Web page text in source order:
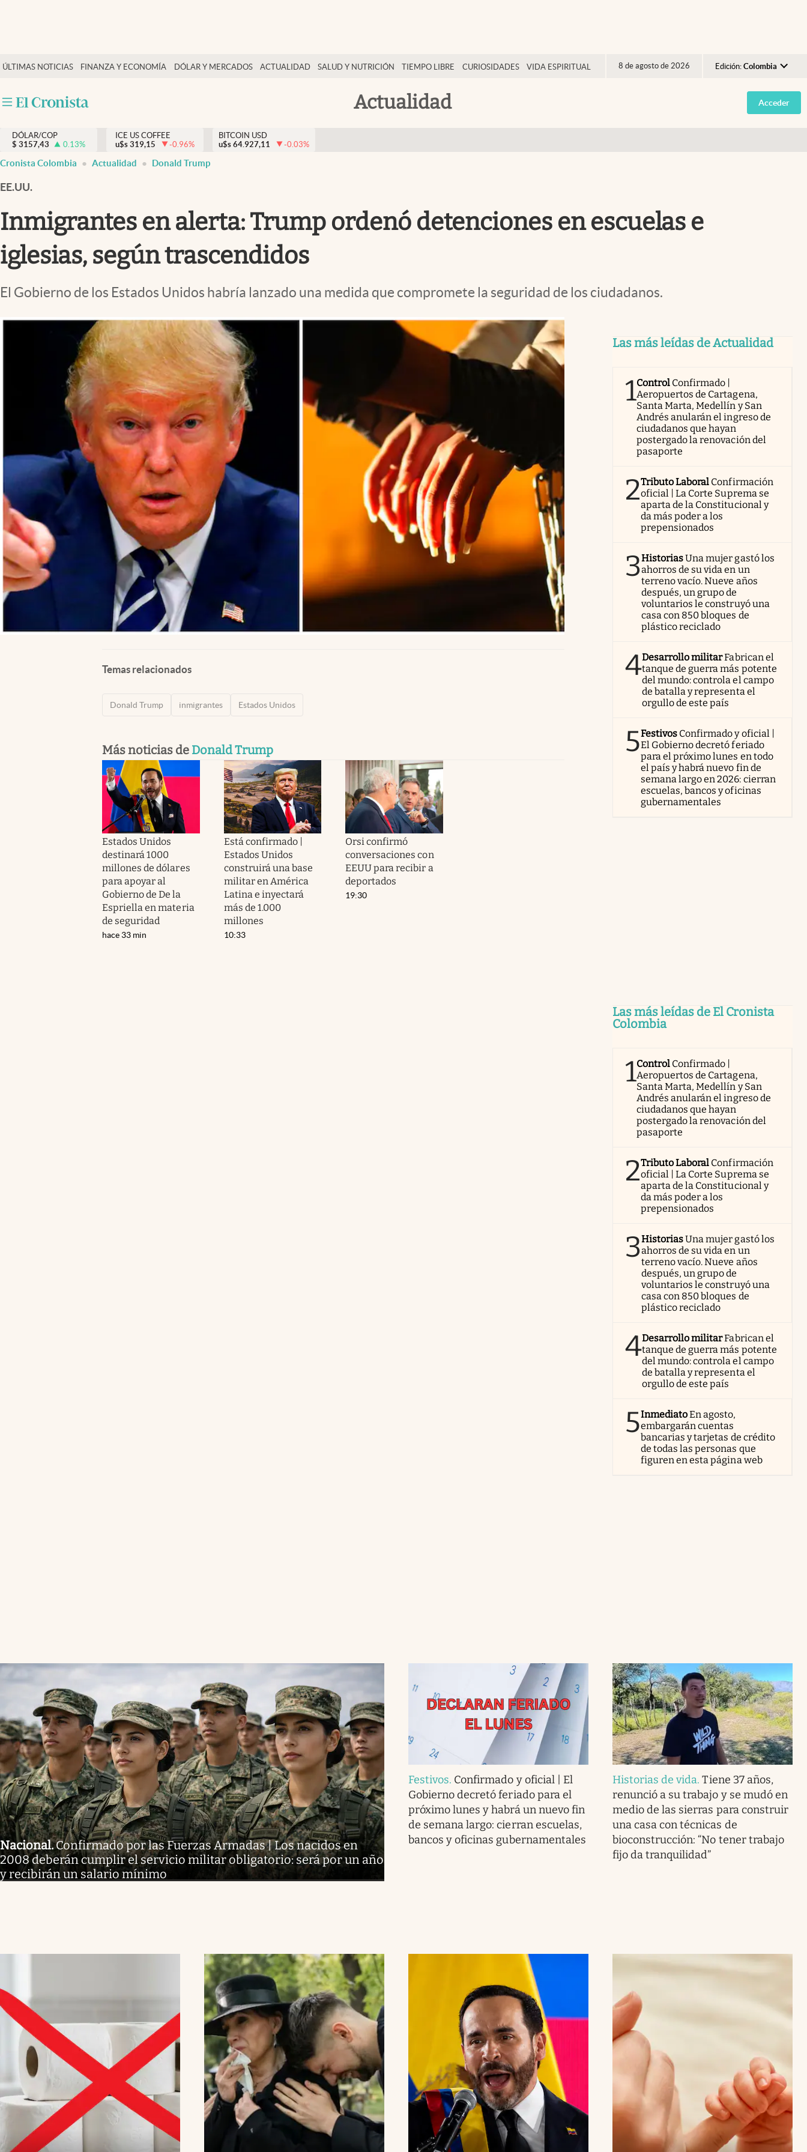
ÚLTIMAS NOTICIAS FINANZA Y ECONOMÍA DÓLAR Y MERCADOS ACTUALIDAD SALUD Y NUTRICIÓN TIEMPO LIBRE CURIOSIDADES VIDA ESPIRITUAL 8 de agosto de 2026 Edición: Colombia
Argentina
España
Actualidad
Salud y nutrición
Tiempo libre
Dólar y mercados
Curiosidades
Acceder
DÓLAR/COP
$ 3157,43 0.13%
ICE US COFFEE
u$s 319,15 -0.96%
BITCOIN USD
u$s 64.927,11 -0.03%
Cronista Colombia Actualidad Donald Trump
EE.UU.
Inmigrantes en alerta: Trump ordenó detenciones en escuelas e
iglesias, según trascendidos
El Gobierno de los Estados Unidos habría lanzado una medida que compromete la seguridad de los ciudadanos.
Temas relacionados
Donald Trump inmigrantes Estados Unidos
Más noticias de Donald Trump
Estados Unidos
destinará 1000
millones de dólares
para apoyar al
Gobierno de De la
Espriella en materia
de seguridad
hace 33 min
Está confirmado |
Estados Unidos
construirá una base
militar en América
Latina e inyectará
más de 1.000
millones
10:33
Orsi confirmó
conversaciones con
EEUU para recibir a
deportados
19:30
Las más leídas de Actualidad
1Control Confirmado |
Aeropuertos de Cartagena,
Santa Marta, Medellín y San
Andrés anularán el ingreso de
ciudadanos que hayan
postergado la renovación del
pasaporte
2Tributo Laboral Confirmación
oficial | La Corte Suprema se
aparta de la Constitucional y
da más poder a los
prepensionados
3HistoriasUna mujer gastó los
ahorros de su vida en un
terreno vacío. Nueve años
después, un grupo de
voluntarios le construyó una
casa con 850 bloques de
plástico reciclado
4Desarrollo militarFabrican el
tanque de guerra más potente
del mundo: controla el campo
de batalla y representa el
orgullo de este país
5Festivos Confirmado y oficial |
El Gobierno decretó feriado
para el próximo lunes en todo
el país y habrá nuevo fin de
semana largo en 2026: cierran
escuelas, bancos y oficinas
gubernamentales
Las más leídas de El Cronista
Colombia
1Control Confirmado |
Aeropuertos de Cartagena,
Santa Marta, Medellín y San
Andrés anularán el ingreso de
ciudadanos que hayan
postergado la renovación del
pasaporte
2Tributo Laboral Confirmación
oficial | La Corte Suprema se
aparta de la Constitucional y
da más poder a los
prepensionados
3HistoriasUna mujer gastó los
ahorros de su vida en un
terreno vacío. Nueve años
después, un grupo de
voluntarios le construyó una
casa con 850 bloques de
plástico reciclado
4Desarrollo militarFabrican el
tanque de guerra más potente
del mundo: controla el campo
de batalla y representa el
orgullo de este país
5InmediatoEn agosto,
embargarán cuentas
bancarias y tarjetas de crédito
de todas las personas que
figuren en esta página web
Nacional.Confirmado por las Fuerzas Armadas | Los nacidos en
2008 deberán cumplir el servicio militar obligatorio: será por un año
y recibirán un salario mínimo
Festivos. Confirmado y oficial | El
Gobierno decretó feriado para el
próximo lunes y habrá un nuevo fin
de semana largo: cierran escuelas,
bancos y oficinas gubernamentales
Historias de vida.Tiene 37 años,
renunció a su trabajo y se mudó en
medio de las sierras para construir
una casa con técnicas de
bioconstrucción: “No tener trabajo
fijo da tranquilidad”